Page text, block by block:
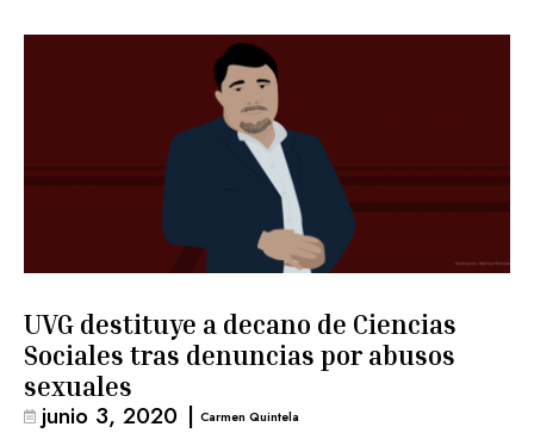
UVG destituye a decano de Ciencias
Sociales tras denuncias por abusos
sexuales
junio 3, 2020 | Carmen Quintela